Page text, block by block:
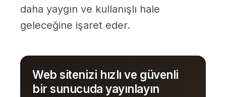
daha yaygın ve kullanışlı hale
geleceğine işaret eder.
Web sitenizi hızlı ve güvenli
bir sunucuda yayınlayın